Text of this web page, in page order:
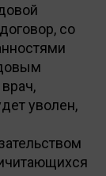
со
уволен,